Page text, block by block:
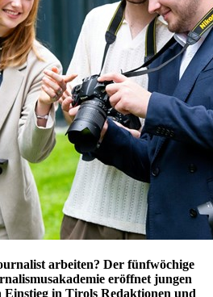
arbeiten? Der fünfwöchige
eröffnet jungen
Einstieg in Tirols Redaktionen und